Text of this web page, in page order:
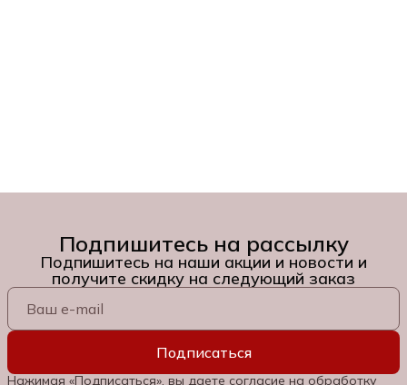
Подпишитесь на рассылку
Подпишитесь на наши акции и новости и
получите скидку на следующий заказ
Подписаться
Нажимая «Подписаться», вы даете согласие на обработку